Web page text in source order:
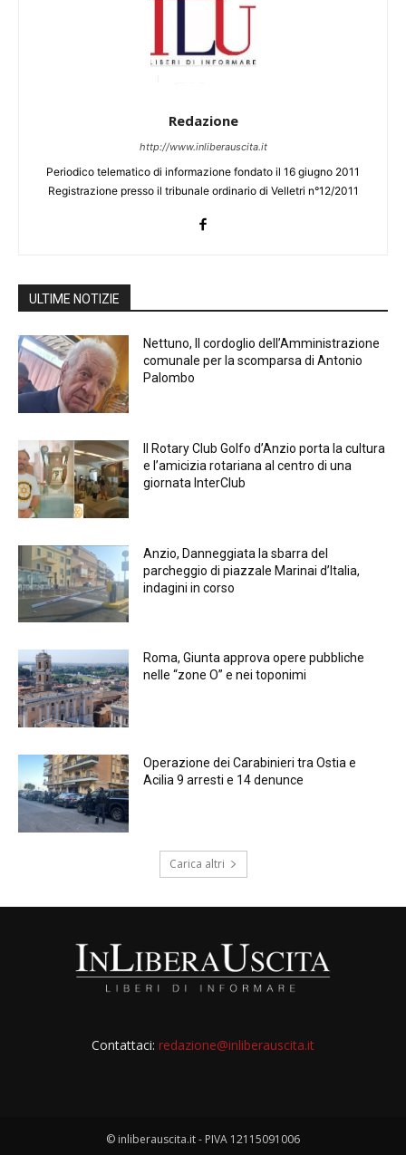
Redazione
http://www.inliberauscita.it
Periodico telematico di informazione fondato il 16 giugno 2011
Registrazione presso il tribunale ordinario di Velletri n°12/2011
ULTIME NOTIZIE
Nettuno, Il cordoglio dell’Amministrazione
comunale per la scomparsa di Antonio
Palombo
Il Rotary Club Golfo d’Anzio porta la cultura
e l’amicizia rotariana al centro di una
giornata InterClub
Anzio, Danneggiata la sbarra del
parcheggio di piazzale Marinai d’Italia,
indagini in corso
Roma, Giunta approva opere pubbliche
nelle “zone O” e nei toponimi
Operazione dei Carabinieri tra Ostia e
Acilia 9 arresti e 14 denunce
Carica altri
Contattaci: redazione@inliberauscita.it
© inliberauscita.it - PIVA 12115091006